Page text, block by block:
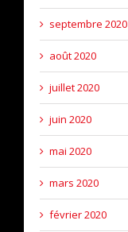
septembre 2020
août 2020
juillet 2020
juin 2020
mai 2020
mars 2020
février 2020